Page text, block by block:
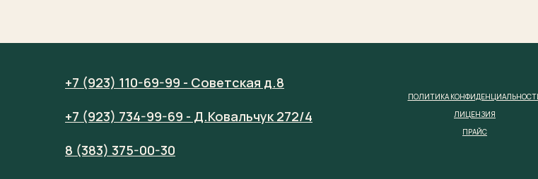
+7 (923) 110-69-99 - Советская д.8
+7 (923) 734-99-69 - Д.Ковальчук 272/4
8 (383) 375-00-30
ПОЛИТИКА
ЛИЦЕНЗИЯ
ПРАЙС